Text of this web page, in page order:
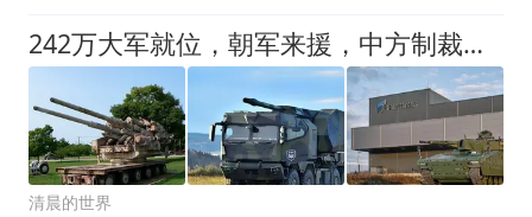
242万大军就位，朝军来援，中方制裁，普京把握机遇
清晨的世界